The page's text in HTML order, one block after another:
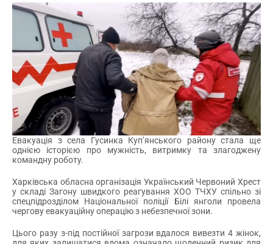
Евакуація з села Гусинка Куп’янського району стала ще
однією історією про мужність, витримку та злагоджену
командну роботу.
Харківська обласна організація Український Червоний Хрест
у складі Загону швидкого реагування ХОО ТЧХУ спільно зі
спецпідрозділом Національної поліції Білі янголи провела
чергову евакуаційну операцію з небезпечної зони.
Цього разу з-під постійної загрози вдалося вивезти 4 жінок,